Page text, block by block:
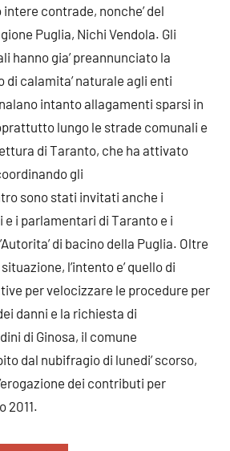
contrade, nonche’ del
Puglia, Nichi Vendola. Gli
hanno gia’ preannunciato la
calamita’ naturale agli enti
intanto allagamenti sparsi in
lungo le strade comunali e
di Taranto, che ha attivato
gli
sono stati invitati anche i
i parlamentari di Taranto e i
di bacino della Puglia. Oltre
l’intento e’ quello di
per velocizzare le procedure per
danni e la richiesta di
di Ginosa, il comune
dal nubifragio di lunedi’ scorso,
dei contributi per
2011.